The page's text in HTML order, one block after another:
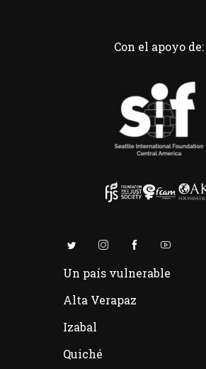
Con el apoyo de:
Un país vulnerable
Alta Verapaz
Izabal
Quiché